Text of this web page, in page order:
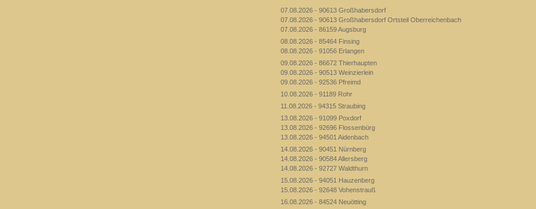
07.08.2026 - 90613 Großhabersdorf
07.08.2026 - 90613 Großhabersdorf Ortsteil Oberreichenbach
07.08.2026 - 86159 Augsburg
08.08.2026 - 85464 Finsing
08.08.2026 - 91056 Erlangen
09.08.2026 - 86672 Thierhaupten
09.08.2026 - 90513 Weinzierlein
09.08.2026 - 92536 Pfreimd
10.08.2026 - 91189 Rohr
11.08.2026 - 94315 Straubing
13.08.2026 - 91099 Poxdorf
13.08.2026 - 92696 Flossenbürg
13.08.2026 - 94501 Aidenbach
14.08.2026 - 90451 Nürnberg
14.08.2026 - 90584 Allersberg
14.08.2026 - 92727 Waldthurn
15.08.2026 - 94051 Hauzenberg
15.08.2026 - 92648 Vohenstrauß
16.08.2026 - 84524 Neuötting